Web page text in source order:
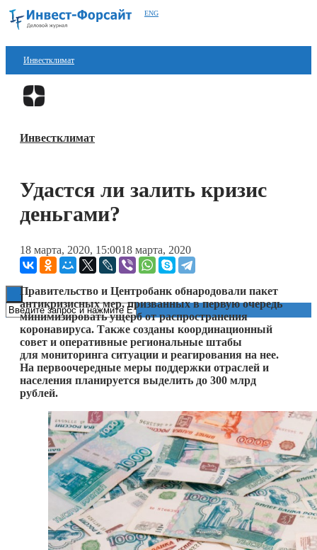
ENG
Инвестклимат
Финансы
Блокчейн
Технологии
Книги
Инвестклимат
Удастся ли залить кризис
деньгами?
18 марта, 2020, 15:0018 марта, 2020
Правительство и Центробанк обнародовали пакет
антикризисных мер, призванных в первую очередь
минимизировать ущерб от распространения
коронавируса. Также созданы координационный
совет и оперативные региональные штабы
для мониторинга ситуации и реагирования на нее.
На первоочередные меры поддержки отраслей и
населения планируется выделить до 300 млрд
рублей.